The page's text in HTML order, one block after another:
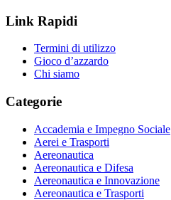
Link Rapidi
Termini di utilizzo
Gioco d’azzardo
Chi siamo
Categorie
Accademia e Impegno Sociale
Aerei e Trasporti
Aereonautica
Aereonautica e Difesa
Aereonautica e Innovazione
Aereonautica e Trasporti